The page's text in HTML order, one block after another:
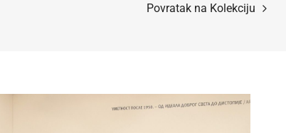
Povratak na Kolekciju